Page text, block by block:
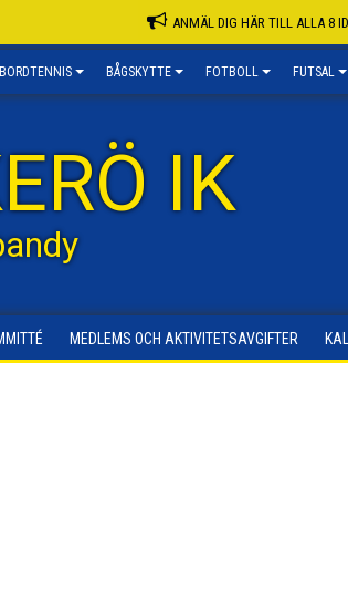
ANMÄL DIG HÄR TILL ALLA 8
BORDTENNIS BÅGSKYTTE FOTBOLL FUTSAL
IK
MEDLEMS OCH AKTIVITETSAVGIFTER